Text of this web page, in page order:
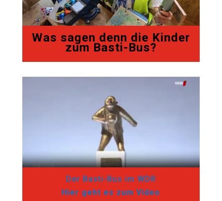
Was sagen denn die Kinder
zum Basti-Bus?
Der Basti-Bus im WDR
Hier geht es zum Video